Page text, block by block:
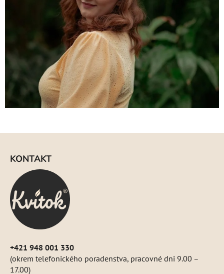
KONTAKT
+421 948 001 330
(okrem telefonického poradenstva, pracovné dni 9.00 –
17.00)